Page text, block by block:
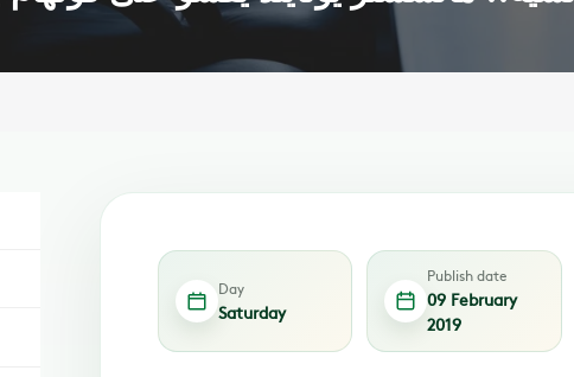
Day
Saturday
Publish date
09 February
2019